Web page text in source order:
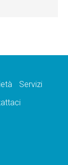
Servizi